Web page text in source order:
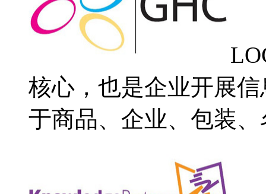
核心，也是企业开展
于商品、企业、包装